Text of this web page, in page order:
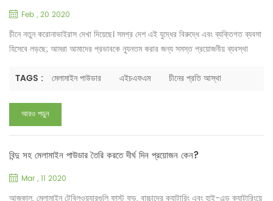
Feb , 20 2020
চীনে নতুন করোনাভাইরাস দেখা দিয়েছে। সমগ্র দেশ এই যুদ্ধের বিরুদ্ধে এবং ব্যক্তিগত ব্যবসা
হিসেবে লড়ছে; আমরা আমাদের প্রভাবকে ন্যূনতম করার জন্য সমস্ত প্রয়োজনীয় ব্যবস্থা
ইত্যাদি কিনেছে। 20শে ফেব্রুয়ারিতে, আমরা কর্মীদের পরিদর্শন ও পরীক্ষার কাজ শুরু করেছি
TAGS : মেলামাইন পাউডার এইচএফএম চীনের প্রতি আস্থা
আরও পড়ুন
বিন্দু সহ মেলামাইন পাউডার তৈরি করতে দীর্ঘ দিন প্রয়োজন কেন?
Mar , 11 2020
আজকাল, মেলামাইন টেবিলওয়্যারগুলি ফাস্ট ফুড, বাচ্চাদের ক্যাটারিং এবং হাই-এন্ড ক্যাটারিংয়ে